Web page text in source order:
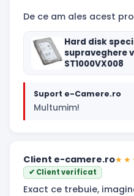
De ce am ales acest
Hard disk
supraveghere
ST1000VX008
Suport e-Camere.ro
Multumim!
Client e-camere.ro
✔ Client verificat
Exact ce trebuie,